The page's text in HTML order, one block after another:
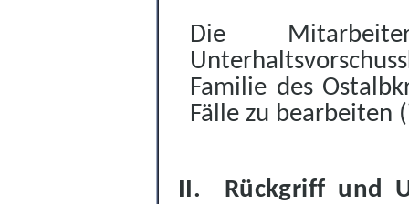
Die
Familie des
Fälle zu bearbeiten
Rückgriff und